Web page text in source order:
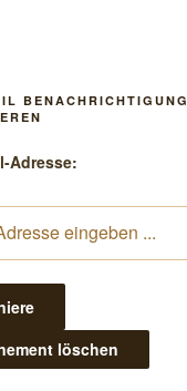
BENACHRICHTIGUNG
Adresse: